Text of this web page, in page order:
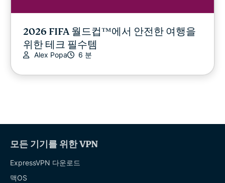
2026 FIFA 월드컵™에서 안전한 여행을
위한 테크 필수템
Alex Popa 6 분
모든 기기를 위한 VPN
ExpressVPN 다운로드
맥OS